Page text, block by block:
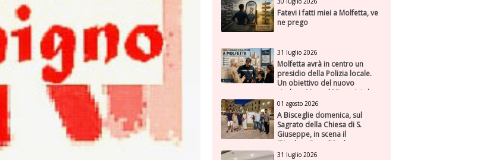
Fatevi i fatti miei a Molfetta, ve
ne prego
31 luglio 2026
Molfetta avrà in centro un
presidio della Polizia locale.
Un obiettivo del nuovo
sindaco Manuel Minervini che
diviene realtà, con la speranza
di maggiore efficienza e
presenza sul territorio
01 agosto 2026
A Bisceglie domenica, sul
Sagrato della Chiesa di S.
Giuseppe, in scena il
“Rigoletto” con l’Orchestra
Sinfonica Federiciana
31 luglio 2026